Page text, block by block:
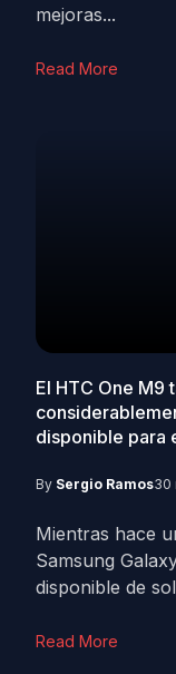
mejoras...
Read More
El HTC One M9
disponible para
By Sergio Ramos30
Mientras hace
Samsung
disponible de
Read More